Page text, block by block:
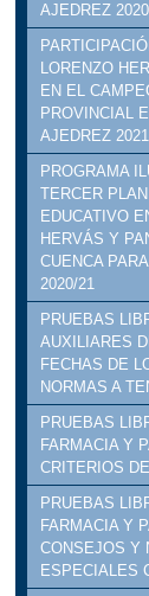
AJEDREZ
LORENZO
EN EL
PROVINCIAL
AJEDREZ 2021
PROGRAMA
TERCER
EDUCATIVO
HERVÁS Y
CUENCA
2020/21
PRUEBAS
AUXILIARES
FECHAS DE
NORMAS A
PRUEBAS
FARMACIA Y
CRITERIOS
PRUEBAS
FARMACIA Y
CONSEJOS Y
ESPECIALES